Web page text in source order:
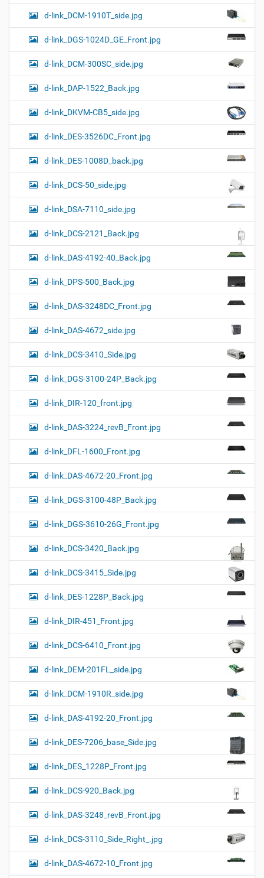
d-link_DCM-1910T_side.jpg
d-link_DGS-1024D_GE_Front.jpg
d-link_DCM-300SC_side.jpg
d-link_DAP-1522_Back.jpg
d-link_DKVM-CB5_side.jpg
d-link_DES-3526DC_Front.jpg
d-link_DES-1008D_back.jpg
d-link_DCS-50_side.jpg
d-link_DSA-7110_side.jpg
d-link_DCS-2121_Back.jpg
d-link_DAS-4192-40_Back.jpg
d-link_DPS-500_Back.jpg
d-link_DAS-3248DC_Front.jpg
d-link_DAS-4672_side.jpg
d-link_DCS-3410_Side.jpg
d-link_DGS-3100-24P_Back.jpg
d-link_DIR-120_front.jpg
d-link_DAS-3224_revB_Front.jpg
d-link_DFL-1600_Front.jpg
d-link_DAS-4672-20_Front.jpg
d-link_DGS-3100-48P_Back.jpg
d-link_DGS-3610-26G_Front.jpg
d-link_DCS-3420_Back.jpg
d-link_DCS-3415_Side.jpg
d-link_DES-1228P_Back.jpg
d-link_DIR-451_Front.jpg
d-link_DCS-6410_Front.jpg
d-link_DEM-201FL_side.jpg
d-link_DCM-1910R_side.jpg
d-link_DAS-4192-20_Front.jpg
d-link_DES-7206_base_Side.jpg
d-link_DES_1228P_Front.jpg
d-link_DCS-920_Back.jpg
d-link_DAS-3248_revB_Front.jpg
d-link_DCS-3110_Side_Right_.jpg
d-link_DAS-4672-10_Front.jpg